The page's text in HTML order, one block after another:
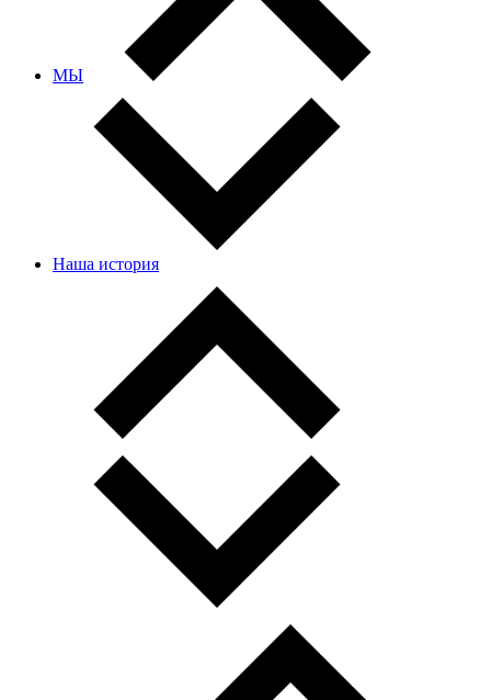
МЫ
Наша история